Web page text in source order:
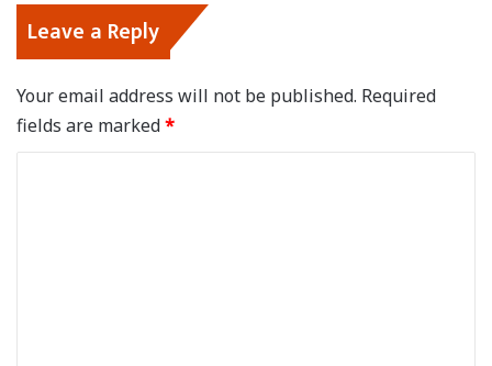
Leave a Reply
Your email address will not be published. Required
fields are marked*